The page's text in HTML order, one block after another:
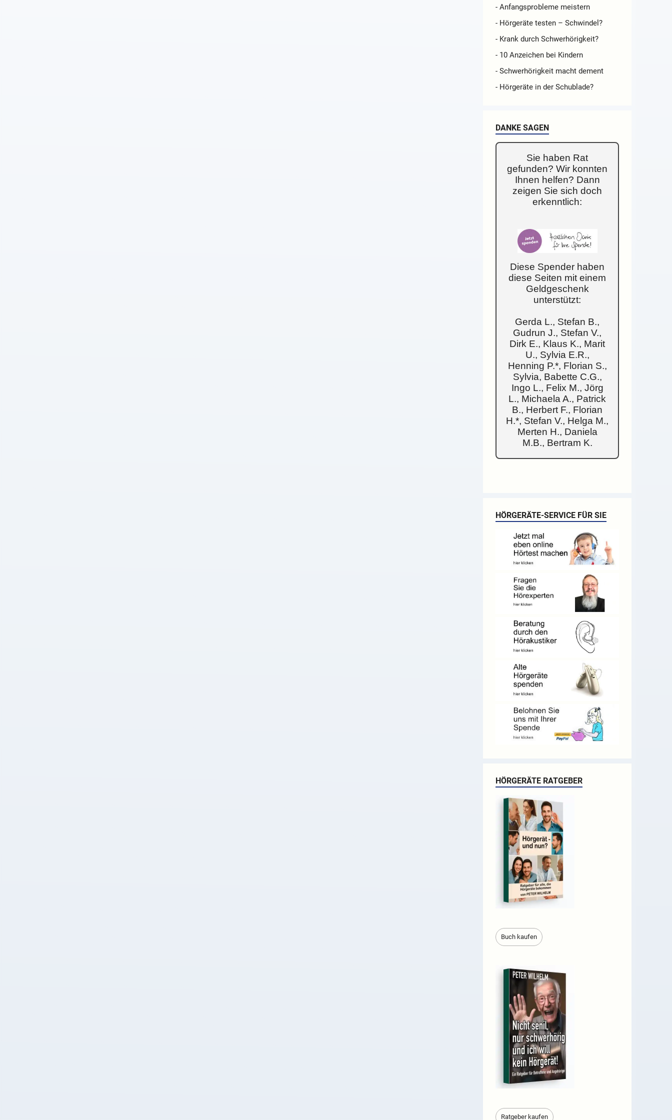
- Anfangsprobleme meistern
- Hörgeräte testen – Schwindel?
- Krank durch Schwerhörigkeit?
- 10 Anzeichen bei Kindern
- Schwerhörigkeit macht dement
- Hörgeräte in der Schublade?
DANKE SAGEN
Sie haben Rat
gefunden? Wir konnten
Ihnen helfen? Dann
zeigen Sie sich doch
erkenntlich:
Diese Spender haben
diese Seiten mit einem
Geldgeschenk
unterstützt:
Gerda L., Stefan B.,
Gudrun J., Stefan V.,
Dirk E., Klaus K., Marit
U., Sylvia E.R.,
Henning P.*, Florian S.,
Sylvia, Babette C.G.,
Ingo L., Felix M., Jörg
L., Michaela A., Patrick
B., Herbert F., Florian
H.*, Stefan V., Helga M.,
Merten H., Daniela
M.B., Bertram K.
HÖRGERÄTE-SERVICE FÜR SIE
HÖRGERÄTE RATGEBER
Buch kaufen
Ratgeber kaufen